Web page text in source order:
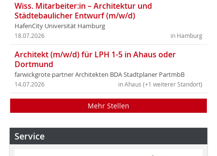
Wiss. Mitarbeiter:in – Architektur und
Städtebaulicher Entwurf (m/w/d)
HafenCity Universität Hamburg
in Hamburg
18.07.2026
Architekt (m/w/d) für LPH 1-5 in Ahaus oder
Dortmund
farwickgrote partner Architekten BDA Stadtplaner PartmbB
in Ahaus (+1 weiterer Standort)
14.07.2026
Mehr Stellen
Service